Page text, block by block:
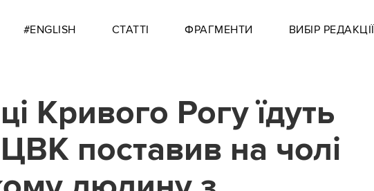
#ENGLISH СТАТТІ ФРАГМЕНТИ ВИБІР РЕДАКЦІЇ
Кривого Рогу їдуть
поставив на чолі